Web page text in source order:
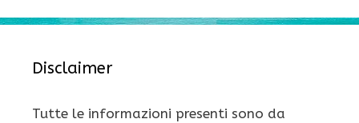
Disclaimer
Tutte le informazioni presenti sono da